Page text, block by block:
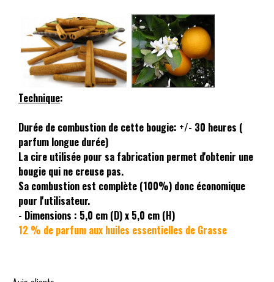
Technique:
Durée de combustion de cette bougie: +/- 30 heures (
parfum longue durée)
La cire utilisée pour sa fabrication permet d'obtenir une
bougie qui ne creuse pas.
Sa combustion est complète (100%) donc économique
pour l'utilisateur.
- Dimensions : 5,0 cm (D) x 5,0 cm (H)
12 % de parfum aux huiles essentielles de Grasse